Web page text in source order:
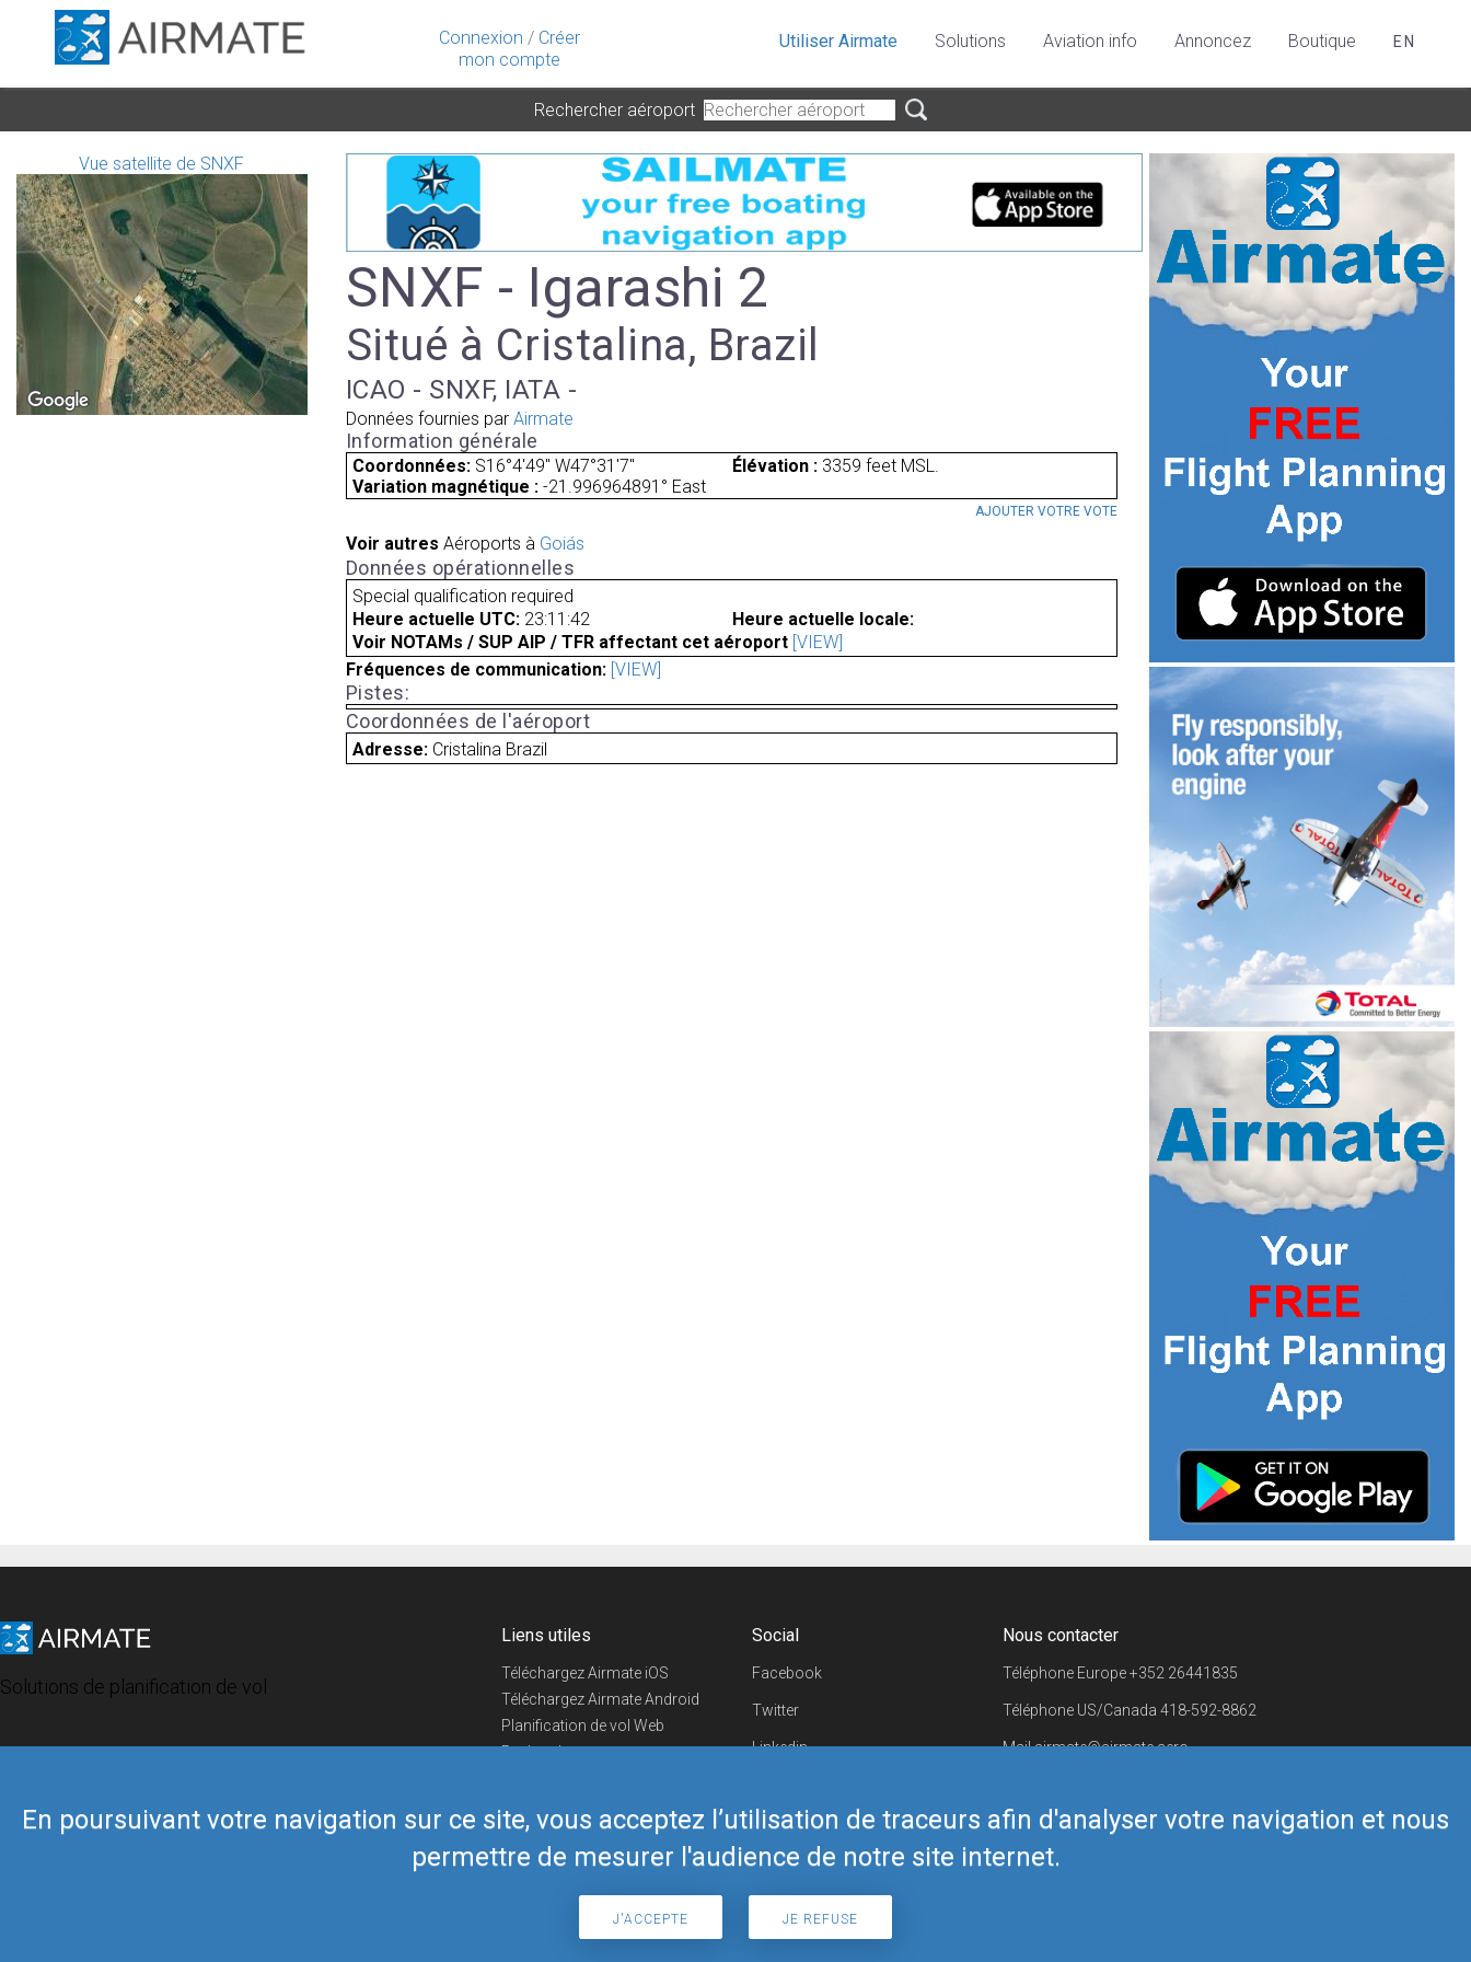
Connexion / Créer
mon compte
En poursuivant votre navigation sur ce site, vous acceptez l’utilisation de traceurs afin d'analyser votre navigation et nous
permettre de mesurer l'audience de notre site internet.
J'ACCEPTE JE REFUSE
Utiliser Airmate Solutions Aviation info Annoncez Boutique EN
Rechercher aéroport
Vue satellite de SNXF
SNXF - Igarashi 2
Situé à Cristalina, Brazil
ICAO - SNXF, IATA -
Données fournies par Airmate
Information générale
Coordonnées: S16°4'49" W47°31'7" Élévation :3359 feet MSL.
Variation magnétique : -21.996964891° East
AJOUTER VOTRE VOTE
Voir autres Aéroports à Goiás
Données opérationnelles
Special qualification required
Heure actuelle UTC: 23:11:42
Heure actuelle locale:
Voir NOTAMs / SUP AIP / TFR affectant cet aéroport [VIEW]
Fréquences de communication: [VIEW]
Pistes:
Coordonnées de l'aéroport
Adresse: Cristalina Brazil
Solutions de planification de vol
Liens utiles
Téléchargez Airmate iOS
Téléchargez Airmate Android
Planification de vol Web
Recherche
Boutique Airmate
Social
Facebook
Twitter
Linkedin
Telegram
Nous contacter
Téléphone Europe+352 26441835
Téléphone US/Canada 418-592-8862
Mailairmate@airmate.aero